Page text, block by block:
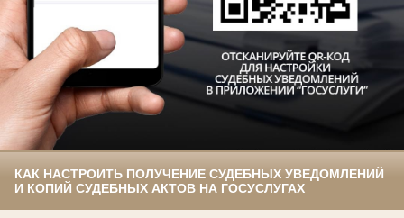
КАК НАСТРОИТЬ ПОЛУЧЕНИЕ СУДЕБНЫХ УВЕДОМЛЕНИЙ
И КОПИЙ СУДЕБНЫХ АКТОВ НА ГОСУСЛУГАХ